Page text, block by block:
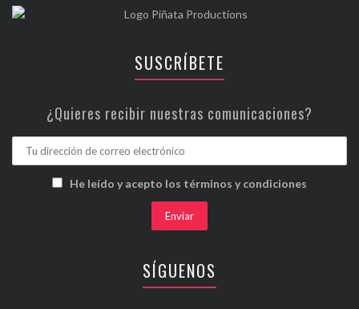
SUSCRÍBETE
¿Quieres recibir nuestras comunicaciones?
He leído y acepto los términos y condiciones
SÍGUENOS